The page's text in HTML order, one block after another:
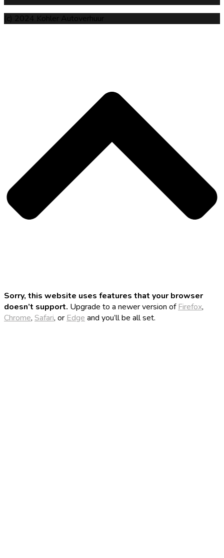
(c) 2024 Kohler Autoverhuur
Sorry, this website uses features that your browser
doesn’t support. Upgrade to a newer version ofFirefox,
Chrome, Safari, orEdgeand you’ll be all set.